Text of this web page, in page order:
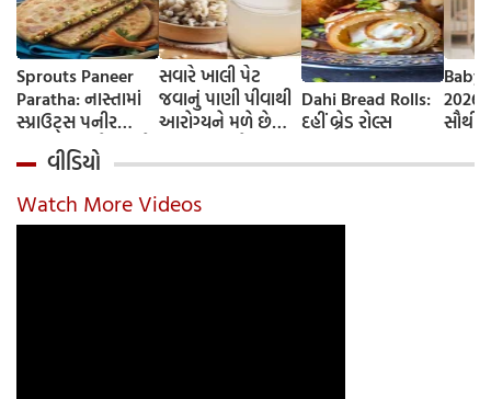
Sprouts Paneer
Paratha: નાસ્તામાં
સ્પ્રાઉટ્સ પનીર
પરાઠા બનાવો, તમને
પ્રોટીનનો ડબલ ડોઝ
મળશે
સવારે ખાલી પેટ
જવાનું પાણી પીવાથી
આરોગ્યને મળે છે
જાણીએ તેના ફાયદા
અને ઉપયોગ કરવાની
યોગ્ય રીત
Dahi Bread Rolls:
દહીં બ્રેડ રોલ્સ
Baby
વીડિયો
Watch More Videos